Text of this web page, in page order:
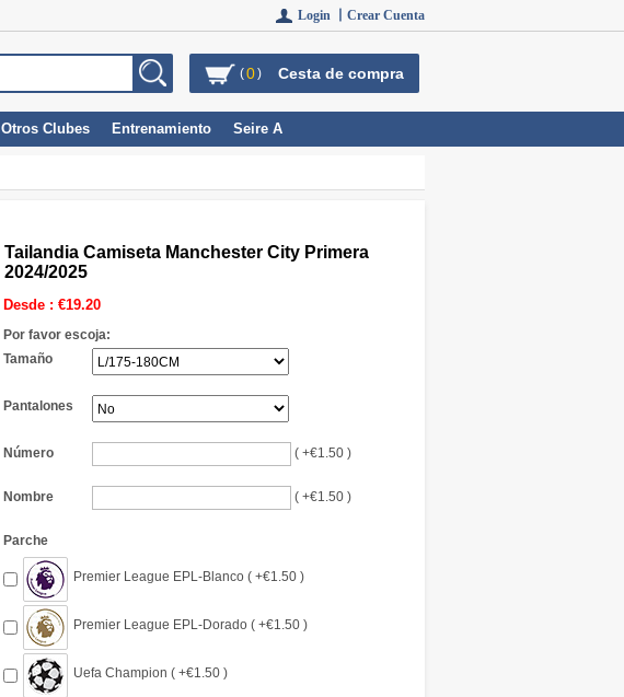
Login 丨 Crear Cuenta
(0) Cesta de compra
Otros Clubes Entrenamiento Seire A
Tailandia Camiseta Manchester City Primera
2024/2025
Desde : €19.20
Por favor escoja:
Tamaño
Pantalones
Número ( +€1.50 )
Nombre ( +€1.50 )
Parche
Premier League EPL-Blanco ( +€1.50 )
Premier League EPL-Dorado ( +€1.50 )
Uefa Champion ( +€1.50 )